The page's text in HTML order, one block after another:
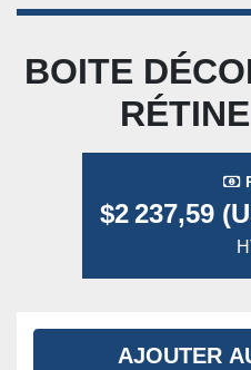
BOITE
$2 237,59
AJOUTER